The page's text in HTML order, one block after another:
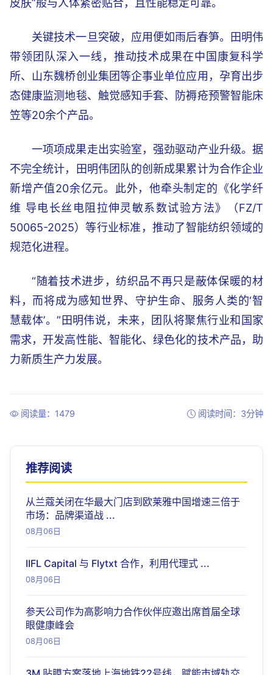
皮肤”般与人体紧密贴合，且性能稳定可靠。
关键技术一旦突破，应用便如雨后春笋。田明伟
带领团队深入一线，推动技术成果在中国康复科学
所、山东魏桥创业集团等企事业单位应用，孕育出步
态健康监测地毯、触觉感知手套、防褥疮预警智能床
笠等20余个产品。
一项项成果走出实验室，强劲驱动产业升级。据
不完全统计，田明伟团队的创新成果累计为合作企业
新增产值20余亿元。此外，他牵头制定的《化学纤
维 导电长丝电阻拉伸灵敏系数试验方法》（FZ/T
50065-2025）等行业标准，推动了智能纺织领域的
规范化进程。
“随着技术进步，纺织品不再只是蔽体保暖的材
料，而将成为感知世界、守护生命、服务人类的‘智
慧载体’。”田明伟说，未来，团队将聚焦行业和国家
需求，开发高性能、智能化、绿色化的技术产品，助
力新质生产力发展。
阅读量：1479 阅读时间：3分钟
推荐阅读
从兰蔻关闭在华最大门店到欧莱雅中国增速三倍于
市场：品牌渠道战 ...
08月06日
IIFL Capital 与 Flytxt 合作，利用代理式 ...
08月06日
参天公司作为高影响力合作伙伴应邀出席首届全球
眼健康峰会
08月06日